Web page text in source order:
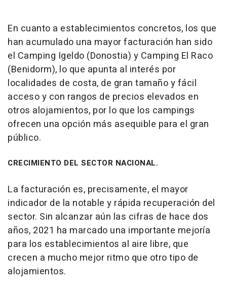
En cuanto a establecimientos concretos, los que
han acumulado una mayor facturación han sido
el Camping Igeldo (Donostia) y Camping El Raco
(Benidorm), lo que apunta al interés por
localidades de costa, de gran tamaño y fácil
acceso y con rangos de precios elevados en
otros alojamientos, por lo que los campings
ofrecen una opción más asequible para el gran
público.
CRECIMIENTO DEL SECTOR NACIONAL.
La facturación es, precisamente, el mayor
indicador de la notable y rápida recuperación del
sector. Sin alcanzar aún las cifras de hace dos
años, 2021 ha marcado una importante mejoría
para los establecimientos al aire libre, que
crecen a mucho mejor ritmo que otro tipo de
alojamientos.